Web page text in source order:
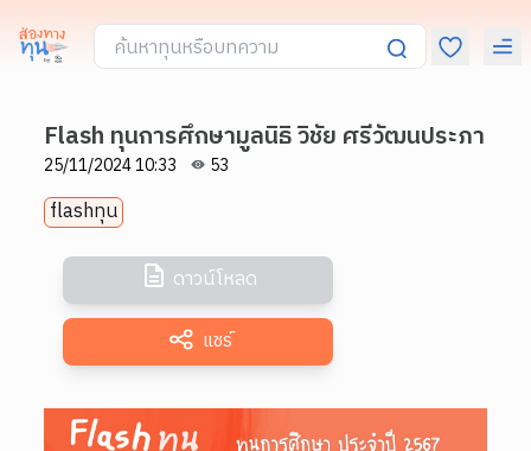
Flash ทุนการศึกษามูลนิธิ วิชัย ศรีวัฒนประภา
25/11/2024 10:33 53
flashทุน
ดาวน์โหลด
แชร์